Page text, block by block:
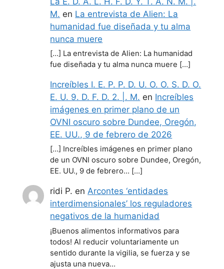
M. en La entrevista de Alien: La
humanidad fue diseñada y tu alma
nunca muere
[…] La entrevista de Alien: La humanidad
fue diseñada y tu alma nunca muere […]
Increíbles I. E. P. P. D. U. O. O. S. D. O.
E. U. 9. D. F. D. 2. |. M. en Increíbles
imágenes en primer plano de un
OVNI oscuro sobre Dundee, Oregón,
EE. UU., 9 de febrero de 2026
[…] Increíbles imágenes en primer plano
de un OVNI oscuro sobre Dundee, Oregón,
EE. UU., 9 de febrero… […]
ridi P. enArcontes ‘entidades
interdimensionales’ los reguladores
negativos de la humanidad
¡Buenos alimentos informativos para
todos! Al reducir voluntariamente un
sentido durante la vigilia, se fuerza y se
ajusta una nueva…